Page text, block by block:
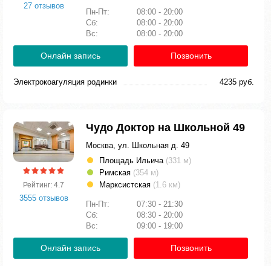
27 отзывов
Пн-Пт:
08:00 - 20:00
Сб:
08:00 - 20:00
Вс:
08:00 - 20:00
Онлайн запись Позвонить
Электрокоагуляция родинки 4235 руб.
Рейтинг: 4.7
3555 отзывов
Чудо Доктор на Школьной 49
Москва, ул. Школьная д. 49
Площадь Ильича (331 м)
Римская (354 м)
Марксистская (1.6 км)
Пн-Пт:
07:30 - 21:30
Сб:
08:30 - 20:00
Вс:
09:00 - 19:00
Онлайн запись Позвонить